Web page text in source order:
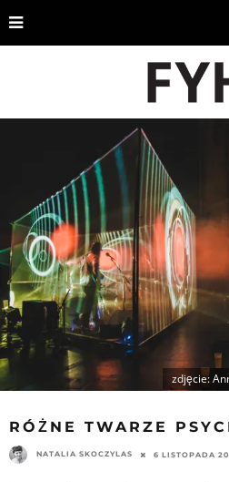
zdjęcie:
RÓŻNE TWARZE
NATALIA SKOCZYLAS 6 LISTOPADA